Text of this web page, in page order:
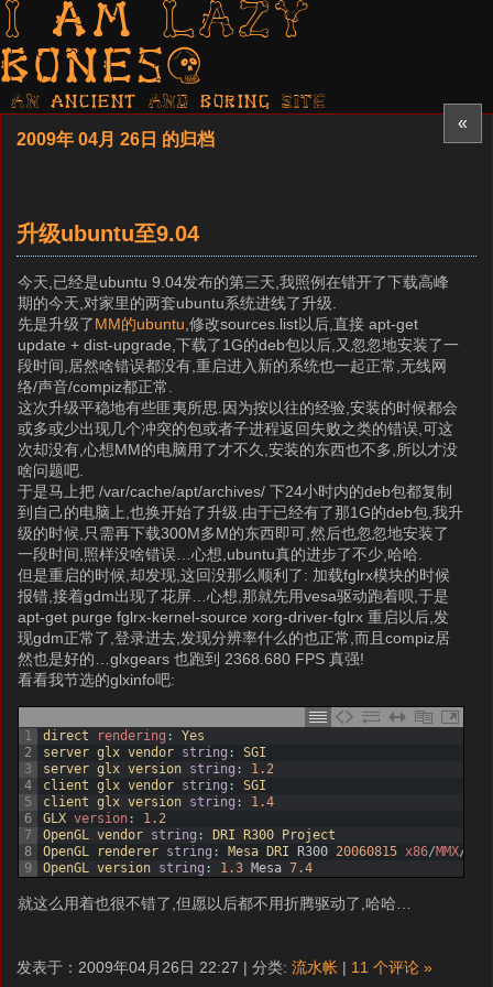
I am LAZY
bones?
AN ancient AND boring SITE
«
2009年 04月 26日 的归档
升级ubuntu至9.04
今天,已经是ubuntu 9.04发布的第三天,我照例在错开了下载高峰
期的今天,对家里的两套ubuntu系统进线了升级.
先是升级了MM的ubuntu ,修改sources.list以后,直接 apt-get
update + dist-upgrade,下载了1G的deb包以后,又忽忽地安装了一
段时间,居然啥错误都没有,重启进入新的系统也一起正常,无线网
络/声音/compiz都正常.
这次升级平稳地有些匪夷所思.因为按以往的经验,安装的时候都会
或多或少出现几个冲突的包或者子进程返回失败之类的错误,可这
次却没有,心想MM的电脑用了才不久,安装的东西也不多,所以才没
啥问题吧.
于是马上把 /var/cache/apt/archives/ 下24小时内的deb包都复制
到自己的电脑上,也换开始了升级.由于已经有了那1G的deb包,我升
级的时候,只需再下载300M多M的东西即可,然后也忽忽地安装了
一段时间,照样没啥错误…心想,ubuntu真的进步了不少,哈哈.
但是重启的时候,却发现,这回没那么顺利了: 加载fglrx模块的时候
报错,接着gdm出现了花屏…心想,那就先用vesa驱动跑着呗,于是
apt-get purge fglrx-kernel-source xorg-driver-fglrx 重启以后,发
现gdm正常了,登录进去,发现分辨率什么的也正常,而且compiz居
然也是好的…glxgears 也跑到 2368.680 FPS 真强!
看看我节选的glxinfo吧:
1
2
3
4
5
6
7
8
9
direct rendering :
Yes
server glx vendor string :
SGI
server glx version string :
1.2
client glx vendor string :
SGI
client glx version string :
1.4
GLX version:
1.2
OpenGL vendor string : DRI R300 Project
OpenGL
renderer string : Mesa DRI R300 20060815 x86/MMX/
OpenGL version string : 1.3 Mesa 7.4
就这么用着也很不错了,但愿以后都不用折腾驱动了,哈哈…
发表于：2009年04月26日 22:27 | 分类: 流水帐 | 11 个评论 »